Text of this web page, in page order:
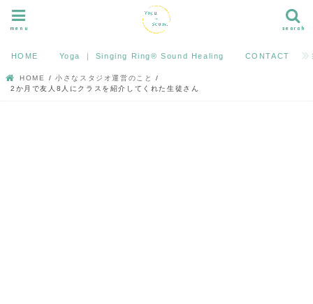
search
menu
HOME Yoga ｜ Singing Ring®︎ Sound Healing CONTACT
HOME
小さなスタジオ運営のこと
2か月で友人8人にクラスを紹介してくれた生徒さん